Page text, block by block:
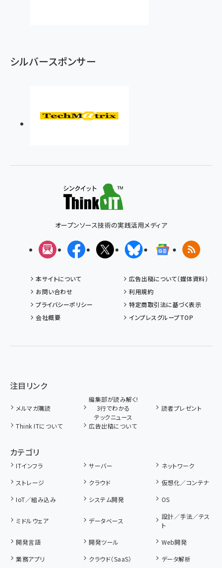
シルバースポンサー
オープンソース技術の実践活用メディア
メルマガFacebookX(エックス)BlueskyGoogleニュ
RSS
本サイトについて
広告出稿について（媒体資料）
お問い合わせ
利用規約
プライバシーポリシー
特定商取引法に基づく表示
会社概要
インプレスグループTOP
注目リンク
メルマガ購読
編集部が読み解く!
3行でわかる
テックニュース
読者プレゼント
Think ITについて 広告出稿について
カテゴリ
ITインフラ サーバー
ネットワーク
ストレージ
クラウド
仮想化／コンテナ
IoT／組み込み
システム開発 OS
ミドルウェア データベース
設計／手法／テス
ト
開発言語
開発ツール
Web開発
業務アプリ
クラウド（SaaS）
データ解析